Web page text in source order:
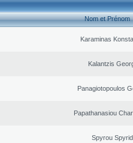
Nom et Prénom
Karaminas
Kalantzis
Panagiotopoulos
Papathanasiou
Spyrou